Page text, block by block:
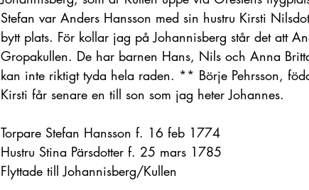
Stefan var Anders Hansson med sin hustru Kirsti
bytt plats. För kollar jag på Johannisberg står det att
Gropakullen. De har barnen Hans, Nils och Anna
kan inte riktigt tyda hela raden. ** Börje Pehrsson,
Kirsti får senare en till son som jag heter Johannes.
Torpare Stefan Hansson f. 16 feb 1774
Hustru Stina Pärsdotter f. 25 mars 1785
Flyttade till Johannisberg/Kullen